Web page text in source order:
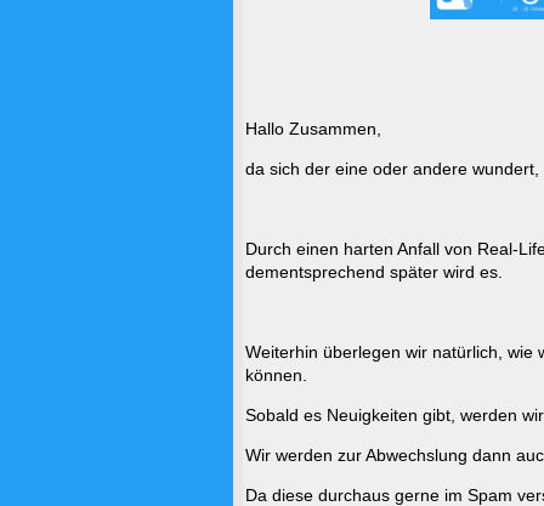
Hallo Zusammen,
da sich der eine oder andere
Durch einen harten Anfall von Real-
dementsprechend später wird es.
Weiterhin überlegen wir natürlich, wie
können.
Sobald es Neuigkeiten gibt, werden
Wir werden zur Abwechslung dann
Da diese durchaus gerne im Spam